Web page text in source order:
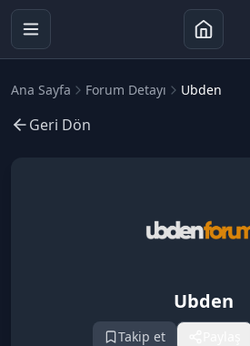
Ana Sayfa Forum Detayı Ubden
Geri Dön
Ubden
Takip et